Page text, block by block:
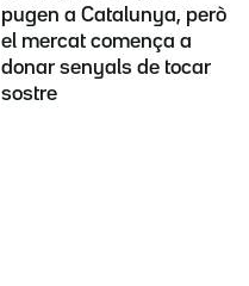
pugen a Catalunya, però
el mercat comença a
donar senyals de tocar
sostre